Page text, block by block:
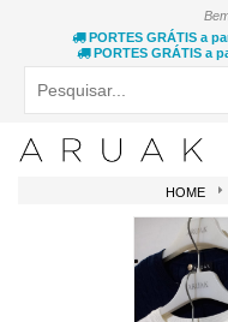
PORTES GRÁTIS a
PORTES GRÁTIS a
HOME